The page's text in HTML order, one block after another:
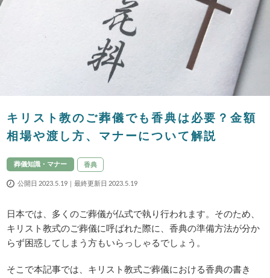
キリスト教のご葬儀でも香典は必要？金額
相場や渡し方、マナーについて解説
葬儀知識・マナー 香典
公開日 2023.5.19｜最終更新日 2023.5.19
日本では、多くのご葬儀が仏式で執り行われます。そのため、
キリスト教式のご葬儀に呼ばれた際に、香典の準備方法が分か
らず困惑してしまう方もいらっしゃるでしょう。
そこで本記事では、キリスト教式ご葬儀における香典の書き